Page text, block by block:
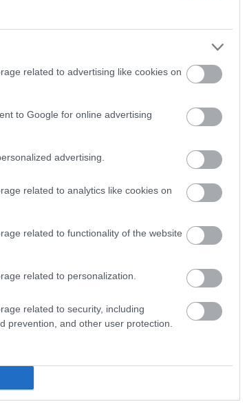
related to advertising like cookies on
to Google for online advertising
advertising.
related to analytics like cookies on
related to functionality of the website
related to personalization.
related to security, including
prevention, and other user protection.
Portlandban
NASCAR is:
Miért tud
Ferrari?
Paolo Filisetti
autót
2027-re is,
bizonyulhat.
F1